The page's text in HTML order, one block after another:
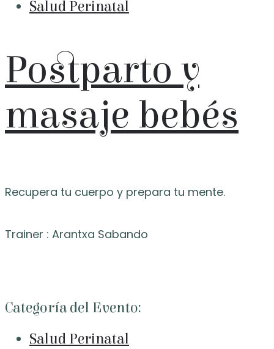
Salud Perinatal
Postparto y
masaje bebés
Recupera tu cuerpo y prepara tu mente.
Trainer : Arantxa Sabando
Categoría del Evento:
Salud Perinatal